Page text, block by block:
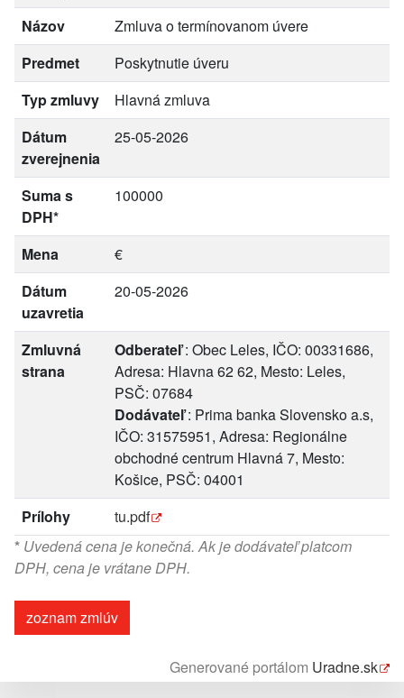
Názov
Zmluva o termínovanom úvere
Predmet
Poskytnutie úveru
Typ zmluvy
Hlavná zmluva
Dátum
zverejnenia
25-05-2026
Suma s
DPH*
100000
Mena
€
Dátum
uzavretia
20-05-2026
Zmluvná
strana
Odberateľ: Obec Leles, IČO: 00331686,
Adresa: Hlavna 62 62, Mesto: Leles,
PSČ: 07684
Dodávateľ: Prima banka Slovensko a.s,
IČO: 31575951, Adresa: Regionálne
obchodné centrum Hlavná 7, Mesto:
Košice, PSČ: 04001
Prílohy
tu.pdf
* Uvedená cena je konečná. Ak je dodávateľ platcom
DPH, cena je vrátane DPH.
zoznam zmlúv
Generované portálom Uradne.sk